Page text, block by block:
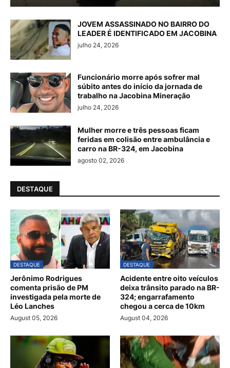
JOVEM ASSASSINADO NO BAIRRO DO
LEADER É IDENTIFICADO EM JACOBINA
julho 24, 2026
Funcionário morre após sofrer mal
súbito antes do início da jornada de
trabalho na Jacobina Mineração
julho 24, 2026
Mulher morre e três pessoas ficam
feridas em colisão entre ambulância e
carro na BR-324, em Jacobina
agosto 02, 2026
DESTAQUE
DESTAQUE
Jerônimo Rodrigues
comenta prisão de PM
investigada pela morte de
Léo Lanches
August 05, 2026
DESTAQUE
Acidente entre oito veículos
deixa trânsito parado na BR-
324; engarrafamento
chegou a cerca de 10km
August 04, 2026